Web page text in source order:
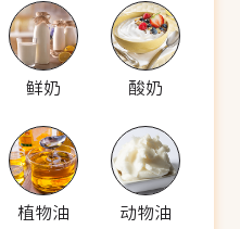
鲜奶 酸奶
植物油 动物油